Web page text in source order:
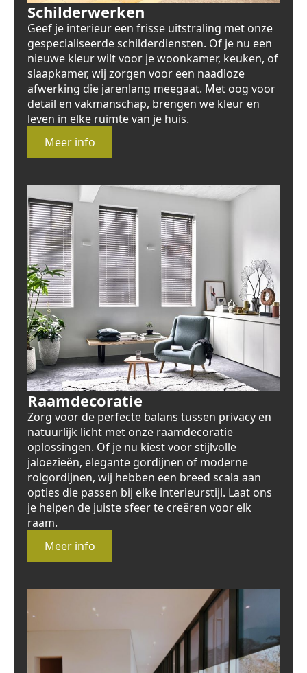
Schilderwerken
Geef je interieur een frisse uitstraling met onze
gespecialiseerde schilderdiensten. Of je nu een
nieuwe kleur wilt voor je woonkamer, keuken, of
slaapkamer, wij zorgen voor een naadloze
afwerking die jarenlang meegaat. Met oog voor
detail en vakmanschap, brengen we kleur en
leven in elke ruimte van je huis.
Meer info
Raamdecoratie
Zorg voor de perfecte balans tussen privacy en
natuurlijk licht met onze raamdecoratie
oplossingen. Of je nu kiest voor stijlvolle
jaloezieën, elegante gordijnen of moderne
rolgordijnen, wij hebben een breed scala aan
opties die passen bij elke interieurstijl. Laat ons
je helpen de juiste sfeer te creëren voor elk
raam.
Meer info